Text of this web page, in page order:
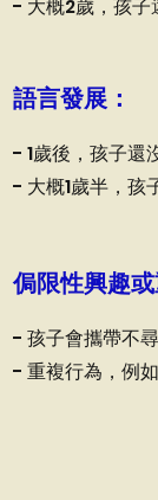
- 大概2歲，孩子
語言發展：
- 1歲後，孩子還
- 大概1歲半，孩
侷限性興趣或
- 孩子會攜帶不
- 重複行為，例